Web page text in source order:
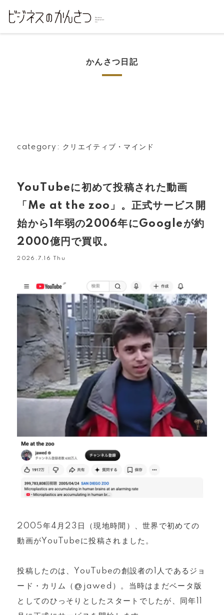
かんさつ日記
category: クリエイティブ・マインド
YouTubeに初めて投稿された動画
「Me at the zoo」。正式サービス開
始から1年弱の2006年にGoogleが約
2000億円で買収。
2026.7.16 Thu
2005年4月23日（現地時間）、世界で初めての
動画がYouTubeに投稿されました。
投稿したのは、YouTubeの創設者の1人であるジョ
ード・カリム（@jawed）。当時はまだベータ版
としてのひっそりとしたスタートでしたが、同年11